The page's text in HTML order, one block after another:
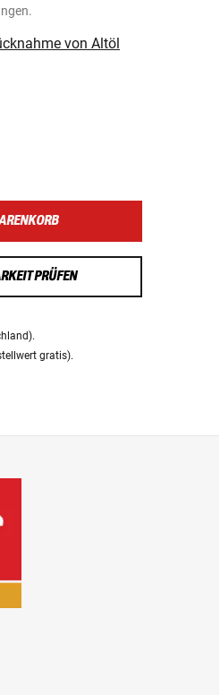
von Altöl
PRÜFEN
gratis).